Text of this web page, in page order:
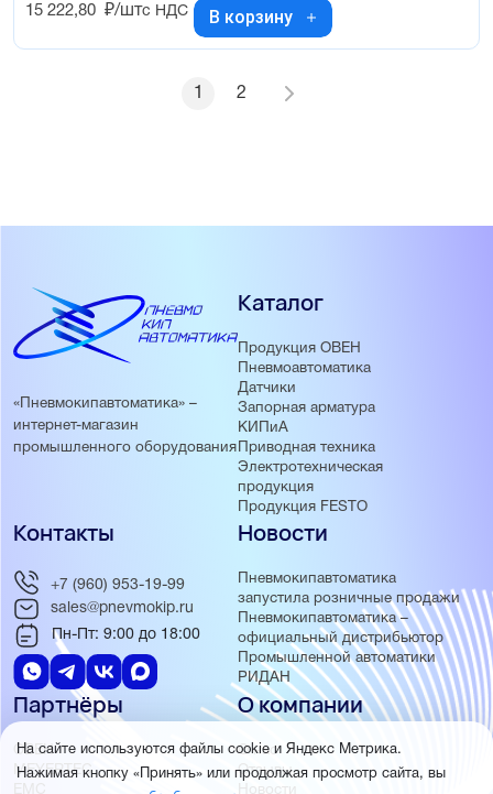
15 222,80 ₽/штс НДС В корзину
1 2
«Пневмокипавтоматика» –
интернет-магазин
промышленного оборудования
Каталог
Продукция ОВЕН
Пневмоавтоматика
Датчики
Запорная арматура
КИПиА
Приводная техника
Электротехническая
продукция
Продукция FESTO
Новости
Пневмокипавтоматика
запустила розничные продажи
Пневмокипавтоматика –
официальный дистрибьютор
Промышленной автоматики
РИДАН
Партнёры
ОВЕН
MEYERTEC
EMC
О компании
О нас
Отзывы
Новости
Контакты
+7 (960) 953-19-99
sales@pnevmokip.ru
Пн-Пт: 9:00 до 18:00
На сайте используются файлы cookie и Яндекс Метрика.
Нажимая кнопку «Принять» или продолжая просмотр сайта, вы